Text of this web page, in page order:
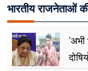
भारतीय राजनेताओं
'अभी